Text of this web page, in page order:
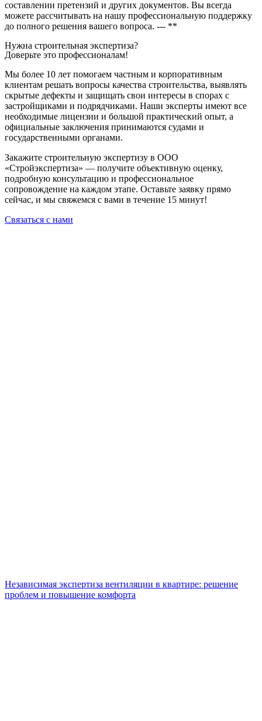
составлении претензий и других документов. Вы всегда
можете рассчитывать на нашу профессиональную поддержку
до полного решения вашего вопроса. --- **
Нужна строительная экспертиза?
Доверьте это профессионалам!
Мы более 10 лет помогаем частным и корпоративным
клиентам решать вопросы качества строительства, выявлять
скрытые дефекты и защищать свои интересы в спорах с
застройщиками и подрядчиками. Наши эксперты имеют все
необходимые лицензии и большой практический опыт, а
официальные заключения принимаются судами и
государственными органами.
Закажите строительную экспертизу в ООО
«Стройэкспертиза» — получите объективную оценку,
подробную консультацию и профессиональное
сопровождение на каждом этапе. Оставьте заявку прямо
сейчас, и мы свяжемся с вами в течение 15 минут!
Связаться с нами
Независимая экспертиза вентиляции в квартире: решение
проблем и повышение комфорта